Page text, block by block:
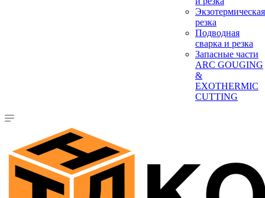
Экзотермическая
резка
Подводная
сварка и резка
Запасные части
ARC GOUGING
&
EXOTHERMIC
CUTTING